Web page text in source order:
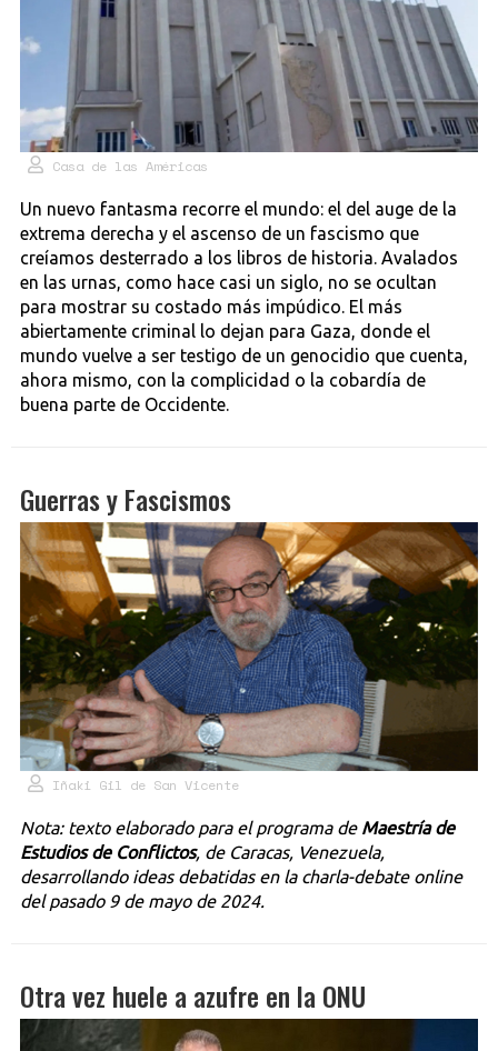
Casa de las Américas
Un nuevo fantasma recorre el mundo: el del auge de la
extrema derecha y el ascenso de un fascismo que
creíamos desterrado a los libros de historia. Avalados
en las urnas, como hace casi un siglo, no se ocultan
para mostrar su costado más impúdico. El más
abiertamente criminal lo dejan para Gaza, donde el
mundo vuelve a ser testigo de un genocidio que cuenta,
ahora mismo, con la complicidad o la cobardía de
buena parte de Occidente.
Guerras y Fascismos
Iñaki Gil de San Vicente
Nota: texto elaborado para el programa de Maestría de
Estudios de Conflictos, de Caracas, Venezuela,
desarrollando ideas debatidas en la charla-debate online
del pasado 9 de mayo de 2024.
Otra vez huele a azufre en la ONU